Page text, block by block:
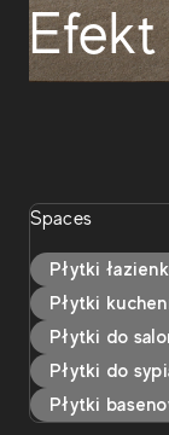
Spaces
Płytki
Płytki
Płytki do
Płytki do
Płytki